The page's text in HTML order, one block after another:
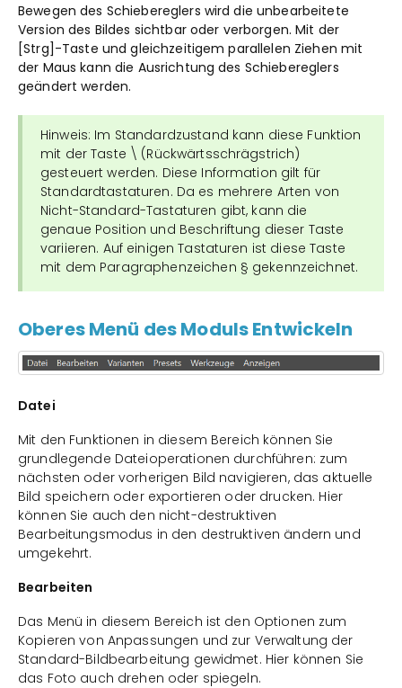
Bewegen des Schiebereglers wird die unbearbeitete
Version des Bildes sichtbar oder verborgen. Mit der
[Strg]-Taste und gleichzeitigem parallelen Ziehen mit
der Maus kann die Ausrichtung des Schiebereglers
geändert werden.
Hinweis: Im Standardzustand kann diese Funktion
mit der Taste \ (Rückwärtsschrägstrich)
gesteuert werden. Diese Information gilt für
Standardtastaturen. Da es mehrere Arten von
Nicht-Standard-Tastaturen gibt, kann die
genaue Position und Beschriftung dieser Taste
variieren. Auf einigen Tastaturen ist diese Taste
mit dem Paragraphenzeichen § gekennzeichnet.
Oberes Menü des Moduls Entwickeln
Datei
Mit den Funktionen in diesem Bereich können Sie
grundlegende Dateioperationen durchführen: zum
nächsten oder vorherigen Bild navigieren, das aktuelle
Bild speichern oder exportieren oder drucken. Hier
können Sie auch den nicht-destruktiven
Bearbeitungsmodus in den destruktiven ändern und
umgekehrt.
Bearbeiten
Das Menü in diesem Bereich ist den Optionen zum
Kopieren von Anpassungen und zur Verwaltung der
Standard-Bildbearbeitung gewidmet. Hier können Sie
das Foto auch drehen oder spiegeln.